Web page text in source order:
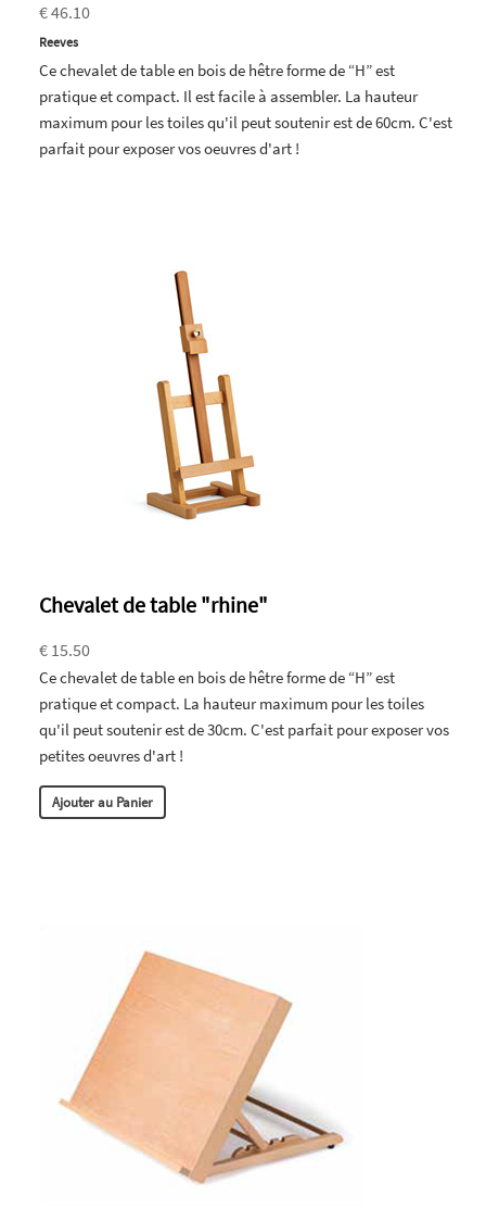
€ 46.10
Reeves
Ce chevalet de table en bois de hêtre forme de “H” est
pratique et compact. Il est facile à assembler. La hauteur
maximum pour les toiles qu'il peut soutenir est de 60cm. C'est
parfait pour exposer vos oeuvres d'art !
Chevalet de table "rhine"
€ 15.50
Ce chevalet de table en bois de hêtre forme de “H” est
pratique et compact. La hauteur maximum pour les toiles
qu'il peut soutenir est de 30cm. C'est parfait pour exposer vos
petites oeuvres d'art !
Ajouter au Panier